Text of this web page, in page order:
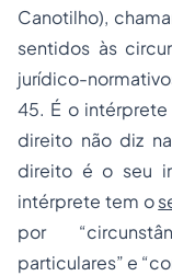
Canotilho),
sentidos às
jurídico-
45. É o intérprete
direito não diz
direito é o seu
intérprete tem o
por
particulares” e